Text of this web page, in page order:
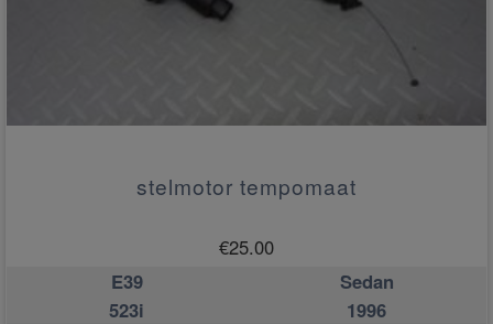
stelmotor tempomaat
€25.00
E39
Sedan
523i
1996